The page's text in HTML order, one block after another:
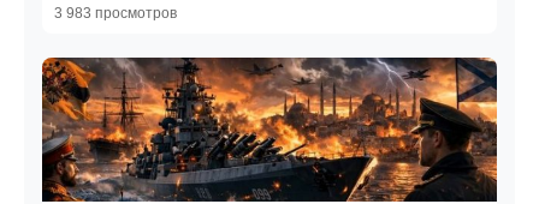
3 983 просмотров